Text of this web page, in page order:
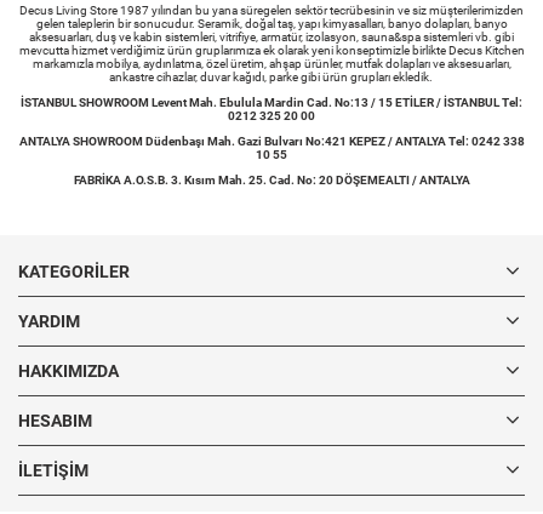
Decus Living Store 1987 yılından bu yana süregelen sektör tecrübesinin ve siz müşterilerimizden
gelen taleplerin bir sonucudur. Seramik, doğal taş, yapı kimyasalları, banyo dolapları, banyo
aksesuarları, duş ve kabin sistemleri, vitrifiye, armatür, izolasyon, sauna&spa sistemleri vb. gibi
mevcutta hizmet verdiğimiz ürün gruplarımıza ek olarak yeni konseptimizle birlikte Decus Kitchen
markamızla mobilya, aydınlatma, özel üretim, ahşap ürünler, mutfak dolapları ve aksesuarları,
ankastre cihazlar, duvar kağıdı, parke gibi ürün grupları ekledik.
İSTANBUL SHOWROOM Levent Mah. Ebulula Mardin Cad. No:13 / 15 ETİLER / İSTANBUL Tel:
0212 325 20 00
ANTALYA SHOWROOM Düdenbaşı Mah. Gazi Bulvarı No:421 KEPEZ / ANTALYA Tel: 0242 338
10 55
FABRİKA A.O.S.B. 3. Kısım Mah. 25. Cad. No: 20 DÖŞEMEALTI / ANTALYA
KATEGORILER
YARDIM
HAKKIMIZDA
HESABIM
İLETIŞIM